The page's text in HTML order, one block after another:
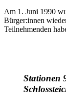
Am 1. Juni 1990
Bürger:innen
Teilnehmenden
Stationen